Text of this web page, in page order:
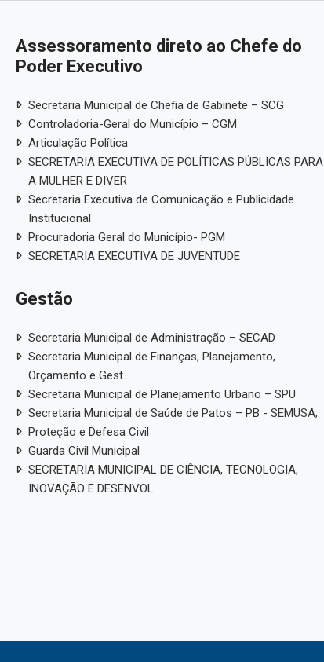
Assessoramento direto ao Chefe do
Poder Executivo
Secretaria Municipal de Chefia de Gabinete – SCG
Controladoria-Geral do Município – CGM
Articulação Política
SECRETARIA EXECUTIVA DE POLÍTICAS PÚBLICAS PARA
A MULHER E DIVER
Secretaria Executiva de Comunicação e Publicidade
Institucional
Procuradoria Geral do Município- PGM
SECRETARIA EXECUTIVA DE JUVENTUDE
Gestão
Secretaria Municipal de Administração – SECAD
Secretaria Municipal de Finanças, Planejamento,
Orçamento e Gest
Secretaria Municipal de Planejamento Urbano – SPU
Secretaria Municipal de Saúde de Patos – PB - SEMUSA;
Proteção e Defesa Civil
Guarda Civil Municipal
SECRETARIA MUNICIPAL DE CIÊNCIA, TECNOLOGIA,
INOVAÇÃO E DESENVOL